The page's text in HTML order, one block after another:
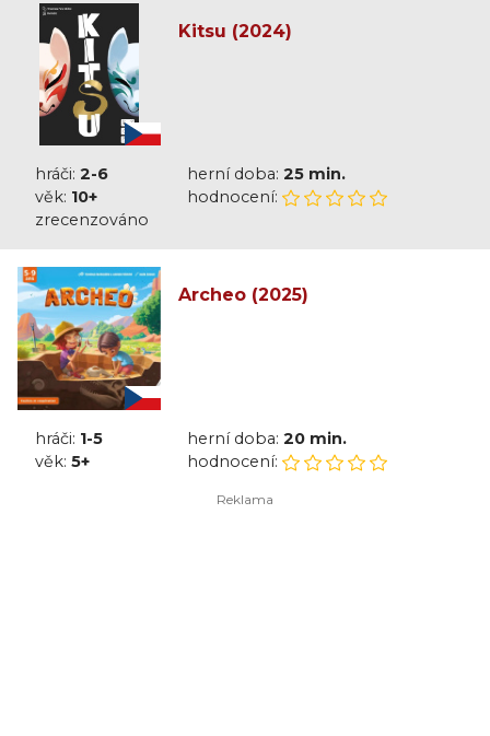
Kitsu (2024)
hráči: 2-6 herní doba: 25 min.
věk: 10+
hodnocení:
zrecenzováno
Archeo (2025)
hráči: 1-5 herní doba: 20 min.
věk: 5+ hodnocení: